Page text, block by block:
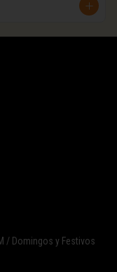
/ Domingos y Festivos